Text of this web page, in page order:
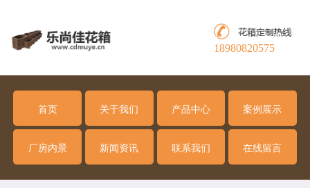
18980820575
首页 关于我们 产品中心 案例展示
厂房内景 新闻资讯 联系我们 在线留言